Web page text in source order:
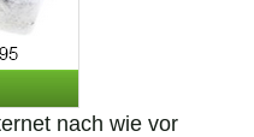
nach wie vor